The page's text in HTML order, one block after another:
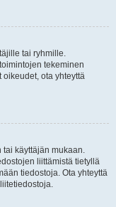
tai ryhmille.
tekeminen
ota yhteyttä
käyttäjän mukaan.
liittämistä tietyllä
tiedostoja. Ota yhteyttä